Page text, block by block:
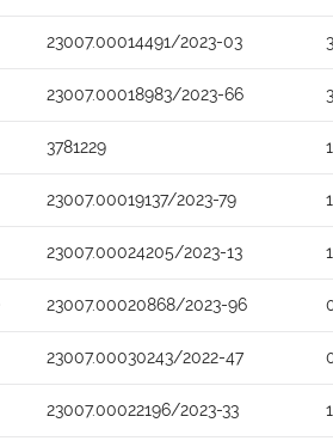
23007.00014491/2023-03
23007.00018983/2023-66
3781229
23007.00019137/2023-79
23007.00024205/2023-13
23007.00020868/2023-96
23007.00030243/2022-47
23007.00022196/2023-33